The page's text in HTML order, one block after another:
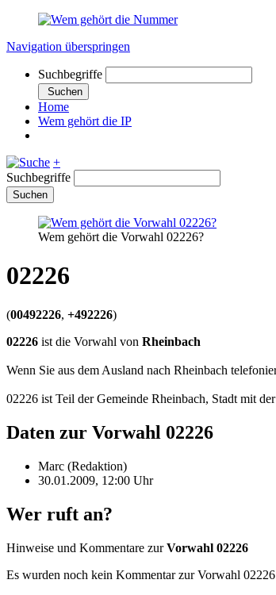
Navigation überspringen
Suchbegriffe
Suchen
Home
Wem gehört die IP
+
Suchbegriffe
Suchen
Wem gehört die Vorwahl 02226?
02226
(00492226, +492226)
02226 ist die Vorwahl von Rheinbach
Wenn Sie aus dem Ausland nach Rheinbach
02226 ist Teil der Gemeinde Rheinbach, Stadt mit
Daten zur Vorwahl 02226
Marc (Redaktion)
30.01.2009, 12:00 Uhr
Wer ruft an?
Hinweise und Kommentare zurVorwahl 02226
Es wurden noch kein Kommentar zur Vorwahl